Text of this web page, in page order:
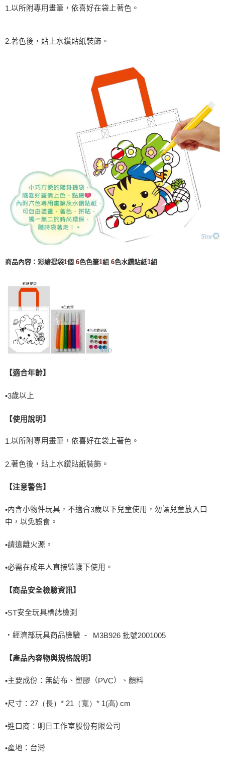
1.以所附專用畫筆，依喜好在袋上著色。
2.著色後，貼上水鑽貼紙裝飾。
商品內容：彩繪提袋1個 6色色筆1組 6色水鑽貼紙1組
【適合年齡】
•3歲以上
【使用說明】
1.以所附專用畫筆，依喜好在袋上著色。
2. 著色後，貼上水鑽貼紙裝飾。
【注意警告】
•內含小物件玩具，不適合3歲以下兒童使用，勿讓兒童放入口
中，以免誤食。
•請遠離火源。
•必需在成年人直接監護下使用。
【商品安全檢驗資訊】
•ST安全玩具標誌檢測
‧經濟部玩具商品檢驗 - M3B926 批號2001005
【產品內容物與規格說明】
•主要成份：無紡布、塑膠（ PVC）、顏料
•尺寸： 27 （長） * 21 （寬） * 1(高) cm
•進口商：明日工作室股份有限公司
•產地：台灣